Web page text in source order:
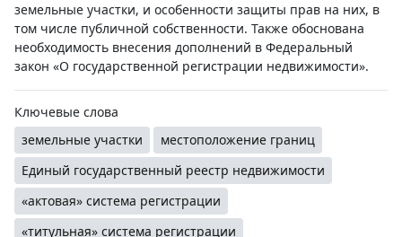
земельные участки, и особенности защиты прав на них, в
том числе публичной собственности. Также обоснована
необходимость внесения дополнений в Федеральный
закон «О государственной регистрации недвижимости».
Ключевые слова
земельные участки
местоположение границ
Единый государственный реестр недвижимости
«актовая» система регистрации
«титульная» система регистрации